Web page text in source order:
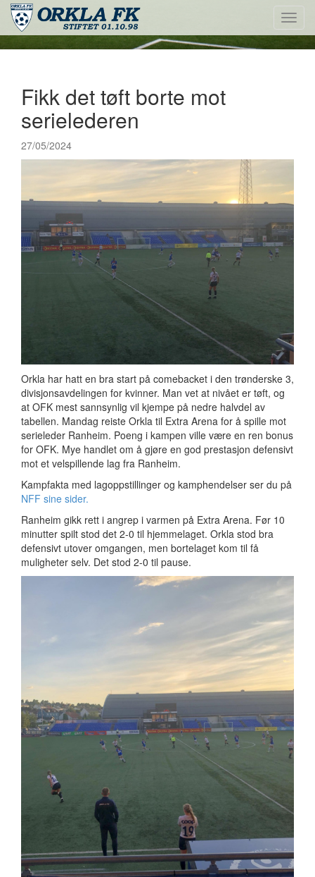
Fikk det tøft borte mot
serielederen
27/05/2024
Orkla har hatt en bra start på comebacket i den trønderske 3,
divisjonsavdelingen for kvinner. Man vet at nivået er tøft, og
at OFK mest sannsynlig vil kjempe på nedre halvdel av
tabellen. Mandag reiste Orkla til Extra Arena for å spille mot
serieleder Ranheim. Poeng i kampen ville være en ren bonus
for OFK. Mye handlet om å gjøre en god prestasjon defensivt
mot et velspillende lag fra Ranheim.
Kampfakta med lagoppstillinger og kamphendelser ser du på
NFF sine sider.
Ranheim gikk rett i angrep i varmen på Extra Arena. Før 10
minutter spilt stod det 2-0 til hjemmelaget. Orkla stod bra
defensivt utover omgangen, men bortelaget kom til få
muligheter selv. Det stod 2-0 til pause.